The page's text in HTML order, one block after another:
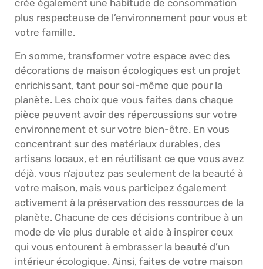
crée également une habitude de consommation
plus respecteuse de l’environnement pour vous et
votre famille.
En somme, transformer votre espace avec des
décorations de maison écologiques est un projet
enrichissant, tant pour soi-même que pour la
planète. Les choix que vous faites dans chaque
pièce peuvent avoir des répercussions sur votre
environnement et sur votre bien-être. En vous
concentrant sur des matériaux durables, des
artisans locaux, et en réutilisant ce que vous avez
déjà, vous n’ajoutez pas seulement de la beauté à
votre maison, mais vous participez également
activement à la préservation des ressources de la
planète. Chacune de ces décisions contribue à un
mode de vie plus durable et aide à inspirer ceux
qui vous entourent à embrasser la beauté d’un
intérieur écologique. Ainsi, faites de votre maison